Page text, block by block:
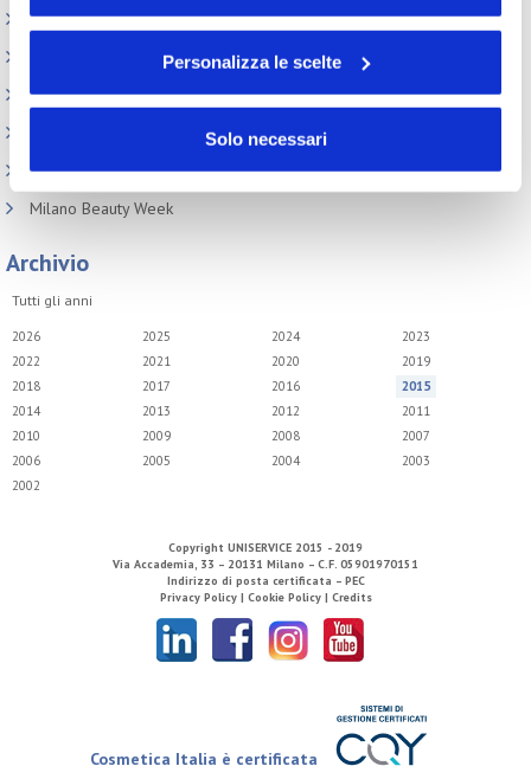
volontà in relazione a ciascuna categoria di cookie del
Personalizza le scelte
Solo necessari
Beauty Links
Incontri tematici
Leonardo Genio e Bellezza
Milano Beauty Week
Archivio
Tutti gli anni
2026 2025 2024
2023
2022
2021 2020
2019
2018
2017 2016
2015
2014
2013 2012
2011
2010
2009 2008
2007
2006
2005 2004
2003
2002
Copyright UNISERVICE 2015 - 2019
Via Accademia, 33 – 20131 Milano – C.F. 05901970151
Indirizzo di posta certificata – PEC
Privacy Policy | Cookie Policy | Credits
Cosmetica Italia è certificata